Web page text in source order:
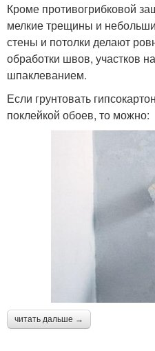
Кроме противогрибковой
мелкие трещины и
стены и потолки делают
обработки швов, участков
шпаклеванием.
Если грунтовать
поклейкой обоев, то можно:
читать дальше →